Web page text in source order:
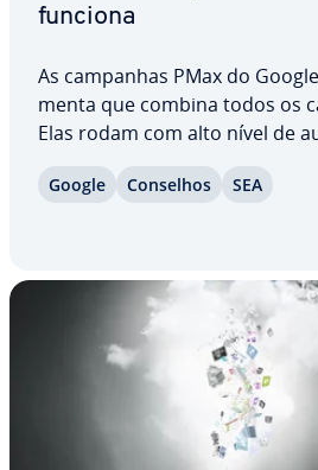
funciona
As campanhas PMax do
menta que combina todos os
Elas rodam com alto nível de
campanha PMax, criar grupos
Google Conselhos SEA